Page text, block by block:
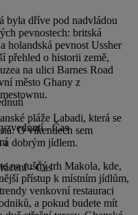
byla dříve pod nadvládou
pevnostech: britská
holandská pevnost Ussher
přehled o historii země,
na ulici Barnes Road
město Ghany z
pláže Labadi, která se
O víkendech sem
a dobrým jídlem.
na rušný trh Makola, kde,
přístup k místním jídlům,
venkovní restauraci
a pokud budete mít
- Čas
- Čas